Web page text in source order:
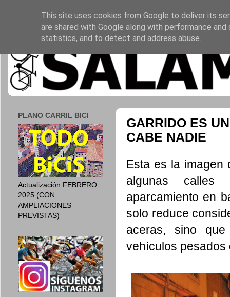
GARRIDO ES
CABE NADIE
Esta es la imagen
algunas calles
aparcamiento en
solo reduce
aceras, sino que
vehículos pesados
PLANO CARRIL BICI
Actualización FEBRERO
2025 (CON
AMPLIACIONES
PREVISTAS)
This site uses cookies from Google to deliver its
are shared with Google along with performance
statistics, and to detect and address abuse.